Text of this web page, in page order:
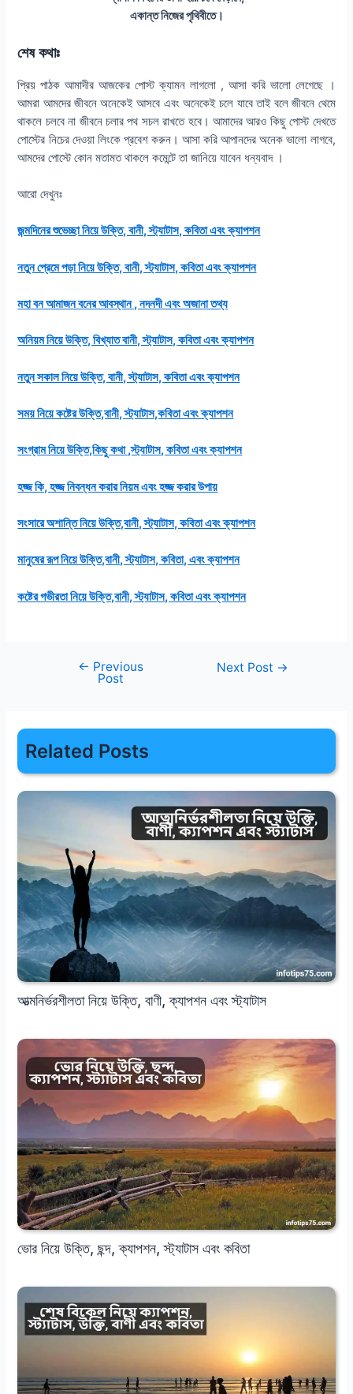
একান্ত নিজের পৃথিবীতে।
শেষ কথাঃ
প্রিয় পাঠক আমাদীর আজকের পোস্ট ক্যামন লাগলো , আসা করি ভালো লেগেছে ।
আমরা আমদের জীবনে অনেকেই আসবে এবং অনেকেই চলে যাবে তাই বলে জীবনে থেমে
থাকলে চলবে না জীবনে চলার পথ সচল রাখতে হবে। আমাদের আরও কিছু পোস্ট দেখতে
পোস্টের নিচের দেওয়া লিংকে প্রবেশ করুন। আসা করি আপানদের অনেক ভালো লাগবে,
আমদের পোস্টে কোন মতামত থাকলে কমেন্টে তা জানিয়ে যাবেন ধন্যবাদ ।
আরো দেখুনঃ
জন্মদিনের শুভেচ্ছা নিয়ে উক্তি, বানী, স্ট্যাটাস, কবিতা এবং ক্যাপশন
নতুন প্রেমে পড়া নিয়ে উক্তি, বানী, স্ট্যাটাস, কবিতা এবং ক্যাপশন
মহা বন আমাজন বনের আবস্থান , নদনদী এবং অজানা তথ্য
অনিয়ম নিয়ে উক্তি, বিখ্যাত বানী, স্ট্যাটাস, কবিতা এবং ক্যাপশন
নতুন সকাল নিয়ে উক্তি, বানী, স্ট্যাটাস, কবিতা এবং ক্যাপশন
সময় নিয়ে কষ্টের উক্তি,বানী, স্ট্যাটাস,কবিতা এবং ক্যাপশন
সংগ্রাম নিয়ে উক্তি,কিছু কথা ,স্ট্যাটাস, কবিতা এবং ক্যাপশন
হজ্জ কি, হজ্জ নিবন্ধন করার নিয়ম এবং হজ্জ করার উপায়
সংসারে অশান্তি নিয়ে উক্তি,বানী, স্ট্যাটাস, কবিতা এবং ক্যাপশন
মানুষের রূপ নিয়ে উক্তি,বানী, স্ট্যাটাস, কবিতা, এবং ক্যাপশন
কষ্টের গভীরতা নিয়ে উক্তি,বানী, স্ট্যাটাস, কবিতা এবং ক্যাপশন
navigation
← Previous
Post
Next Post →
Related Posts
আত্মনির্ভরশীলতা নিয়ে উক্তি, বাণী, ক্যাপশন এবং স্ট্যাটাস
ভোর নিয়ে উক্তি, ছন্দ, ক্যাপশন, স্ট্যাটাস এবং কবিতা